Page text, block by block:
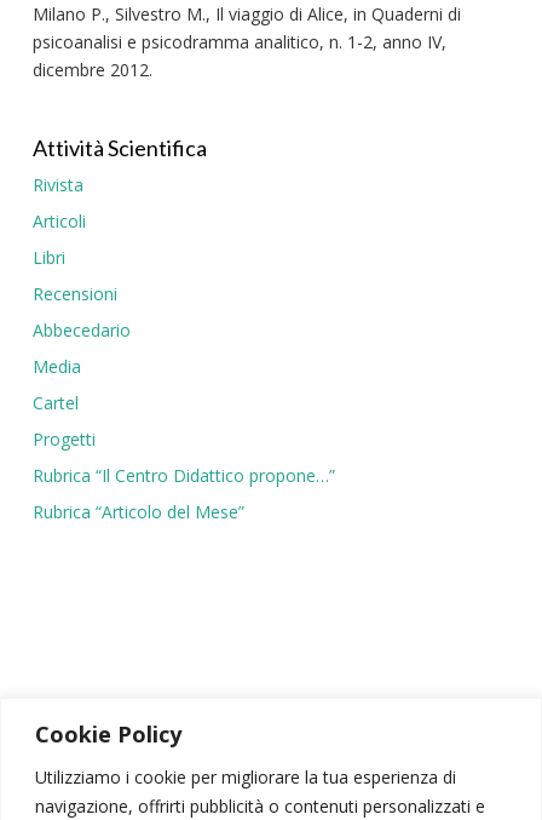
Cookie Policy
Utilizziamo i cookie per migliorare la tua esperienza di
navigazione, offrirti pubblicità o contenuti personalizzati e
Milano P., Silvestro M., Il viaggio di Alice, in Quaderni di
psicoanalisi e psicodramma analitico, n. 1-2, anno IV,
dicembre 2012.
Attività Scientifica
Rivista
Articoli
Libri
Recensioni
Abbecedario
Media
Cartel
Progetti
Rubrica “Il Centro Didattico propone…”
Rubrica “Articolo del Mese”